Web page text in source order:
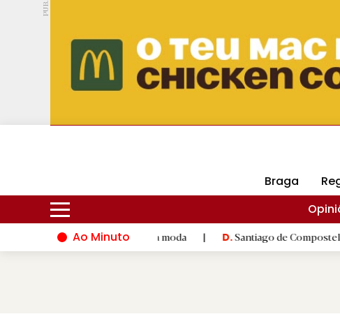
PUB.
Hoje 18ºC 29ºC DMtv
Braga
Ao Minuto
do mundo da moda D.Santiago de Compostela inaugura